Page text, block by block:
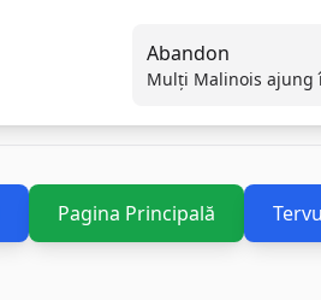
Abandon
Mulți Malinois ajung
Pagina Principală